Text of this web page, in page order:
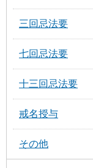
三回忌法要
七回忌法要
十三回忌法要
戒名授与
その他